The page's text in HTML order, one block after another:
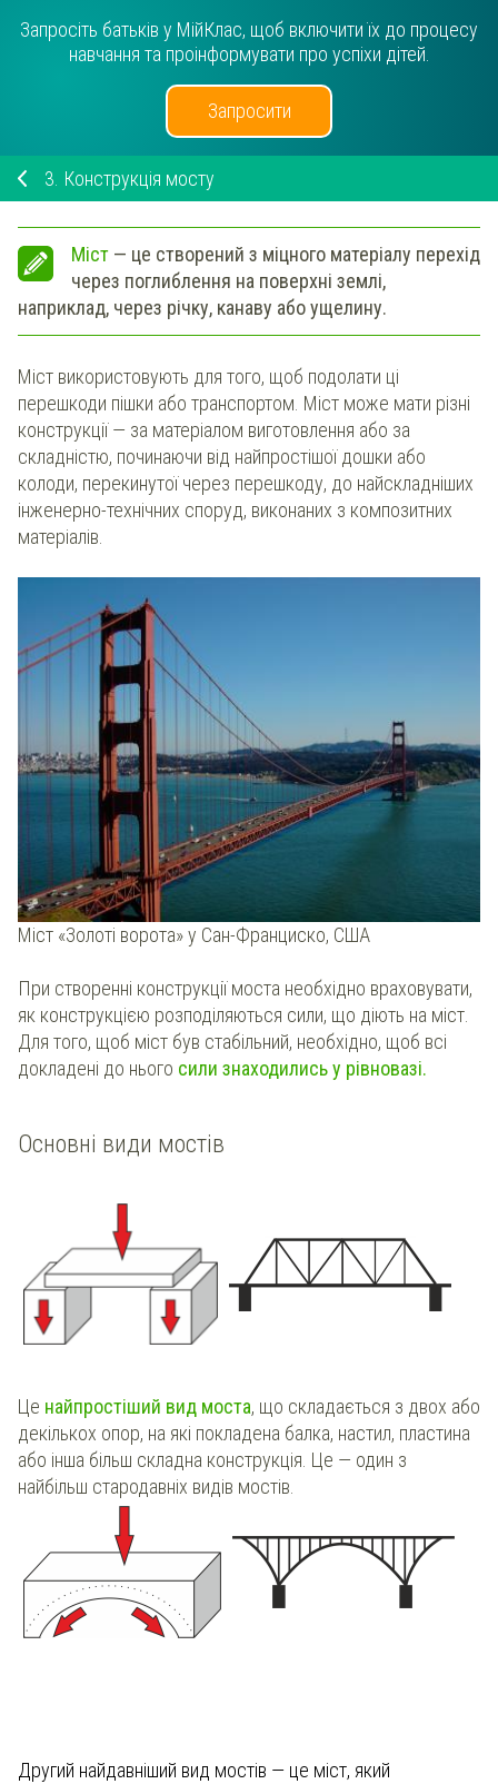
Запросіть батьків у МійКлас, щоб включити їх до процесу
навчання та проінформувати про успіхи дітей.
Запросити
3. Конструкція мосту
Міст — це створений з міцного матеріалу перехід
через поглиблення на поверхні землі,
наприклад, через річку, канаву або ущелину.
Міст використовують для того, щоб подолати ці
перешкоди пішки або транспортом. Міст може мати різні
конструкції — за матеріалом виготовлення або за
складністю, починаючи від найпростішої дошки або
колоди, перекинутої через перешкоду, до найскладніших
інженерно-технічних споруд, виконаних з композитних
матеріалів.
Міст «Золоті ворота» у Сан-Франциско, США
При створенні конструкції моста необхідно враховувати,
як конструкцією розподіляються сили, що діють на міст.
Для того, щоб міст був стабільний, необхідно, щоб всі
докладені до нього сили знаходились у рівновазі.
Основні види мостів
Це найпростіший вид моста, що складається з двох або
декількох опор, на які покладена балка, настил, пластина
або інша більш складна конструкція. Це — один з
найбільш стародавніх видів мостів.
Другий найдавніший вид мостів — це міст, який